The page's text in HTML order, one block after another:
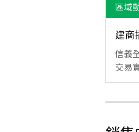
區域
建商
信義
交易